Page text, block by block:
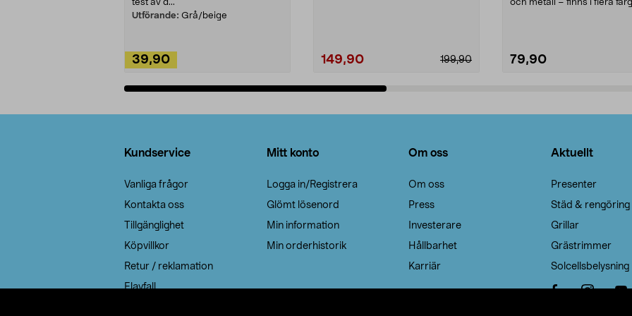
test av d...
Utförande: Grå/beige
39,90 199,90
149,90
och metall – finns i flera
79,90
Kundservice
Vanliga frågor
Kontakta oss
Tillgänglighet
Köpvillkor
Retur / reklamation
Elavfall
Mitt konto
Logga in/Registrera
Glömt lösenord
Min information
Min orderhistorik
Om oss
Om oss
Press
Investerare
Hållbarhet
Karriär
Aktuellt
Presenter
Städ & rengöring
Grillar
Grästrimmer
Solcellsbelysning